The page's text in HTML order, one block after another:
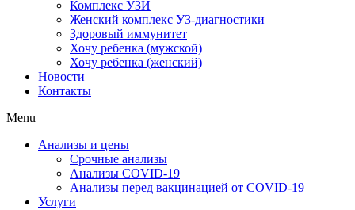
Комплекс УЗИ
Женский комплекс УЗ-диагностики
Здоровый иммунитет
Хочу ребенка (мужской)
Хочу ребенка (женский)
Новости
Контакты
Menu
Анализы и цены
Срочные анализы
Анализы COVID-19
Анализы перед вакцинацией от COVID-19
Услуги